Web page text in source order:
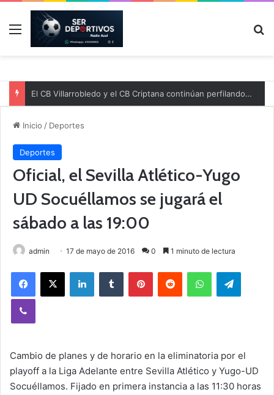
Menú
El CB Villarrobledo y el CB Criptana continúan perfilando sus plantillas
Inicio / Deportes
Deportes
Oficial, el Sevilla Atlético-Yugo
UD Socuéllamos se jugará el
sábado a las 19:00
admin 17 de mayo de 2016 0 1 minuto de lectura
Cambio de planes y de horario en la eliminatoria por el
playoff a la Liga Adelante entre Sevilla Atlético y Yugo-UD
Socuéllamos. Fijado en primera instancia a las 11:30 horas